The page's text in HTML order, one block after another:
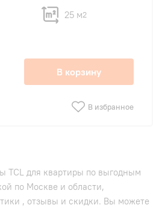
25 м2
В корзину
В избранное
TCL для квартиры по выгодным
по Москве и области,
, отзывы и скидки. Вы можете